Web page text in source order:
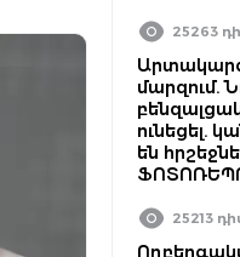
25263
մարզում.
ունեցել.
են
25213